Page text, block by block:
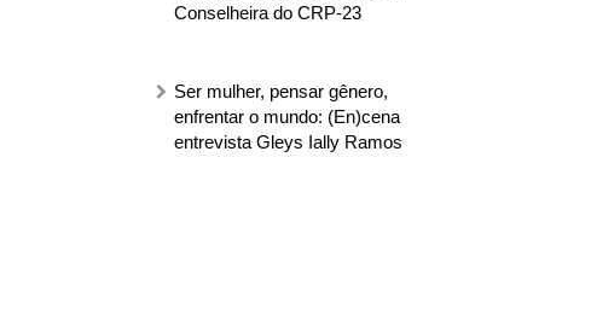
Conselheira do CRP-23
Ser mulher, pensar gênero,
enfrentar o mundo: (En)cena
entrevista Gleys Ially Ramos